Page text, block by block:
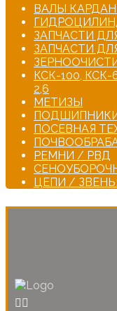
ВАЛЫ
ЗАПЧАСТИ
ЗАПЧАСТИ
КСК-100, КСК-
2,6
МЕТИЗЫ
ПОСЕВНАЯ
РЕМНИ / РВД
ЦЕПИ /